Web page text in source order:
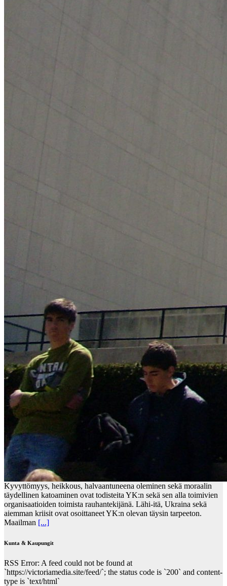
Kyvyttömyys, heikkous, halvaantuneena oleminen sekä moraalin
täydellinen katoaminen ovat todisteita YK:n sekä sen alla toimivien
organisaatioiden toimista rauhantekijänä. Lähi-itä, Ukraina sekä
aiemman kriisit ovat osoittaneet YK:n olevan täysin tarpeeton.
Maailman [...]
Kunta & Kaupungit
RSS Error: A feed could not be found at
`https://victoriamedia.site/feed/`; the status code is `200` and content-
type is `text/html`